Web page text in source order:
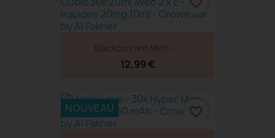
Blackcurrant Mint -...
12,99 €
NOUVEAU favorite_border